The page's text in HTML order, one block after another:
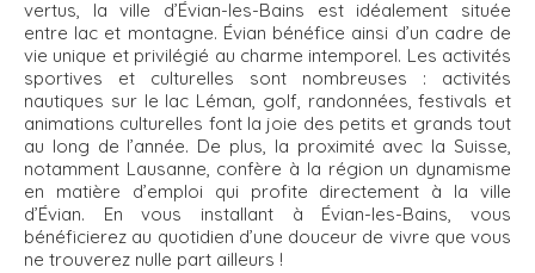
vertus, la ville d’Évian-les-Bains est idéalement située
entre lac et montagne. Évian bénéfice ainsi d’un cadre de
vie unique et privilégié au charme intemporel. Les activités
sportives et culturelles sont nombreuses : activités
nautiques sur le lac Léman, golf, randonnées, festivals et
animations culturelles font la joie des petits et grands tout
au long de l’année. De plus, la proximité avec la Suisse,
notamment Lausanne, confère à la région un dynamisme
en matière d’emploi qui profite directement à la ville
d’Évian. En vous installant à Évian-les-Bains, vous
bénéficierez au quotidien d’une douceur de vivre que vous
ne trouverez nulle part ailleurs !